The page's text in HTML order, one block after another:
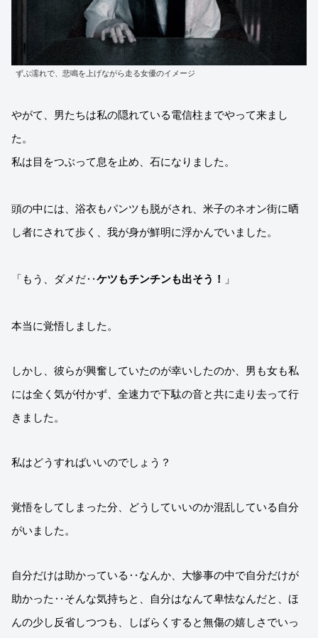
ずぶ濡れで、悲鳴を上げながら走る女優のイメージ
やがて、男たちは私の隠れている電信柱までやって来まし
た。
私は目をつぶって息を止め、石になりました。
頭の中には、浴衣もパンツも脱がされ、米子のネオン街に晒
し者にされて歩く、我が身が鮮明に浮かんでいました。
「もう、ダメだ‥ケツもチンチンも出そう！ 」
本当に覚悟しました。
しかし、彼らが興奮していたのが幸いしたのか、男も女も私
には全く気が付かず、全速力で下駄の音と共に走り去って行
きました。
私はどうすればいいのでしょう？
覚悟をしてしまった分、どうしていいのか混乱している自分
がいました。
自分だけは助かっている‥なんか、大惨事の中で自分だけが
助かった‥そんな気持ちと、自分はなんて卑怯なんだと、ほ
んの少し反省しつつも、しばらくすると無傷の嬉しさでいっ